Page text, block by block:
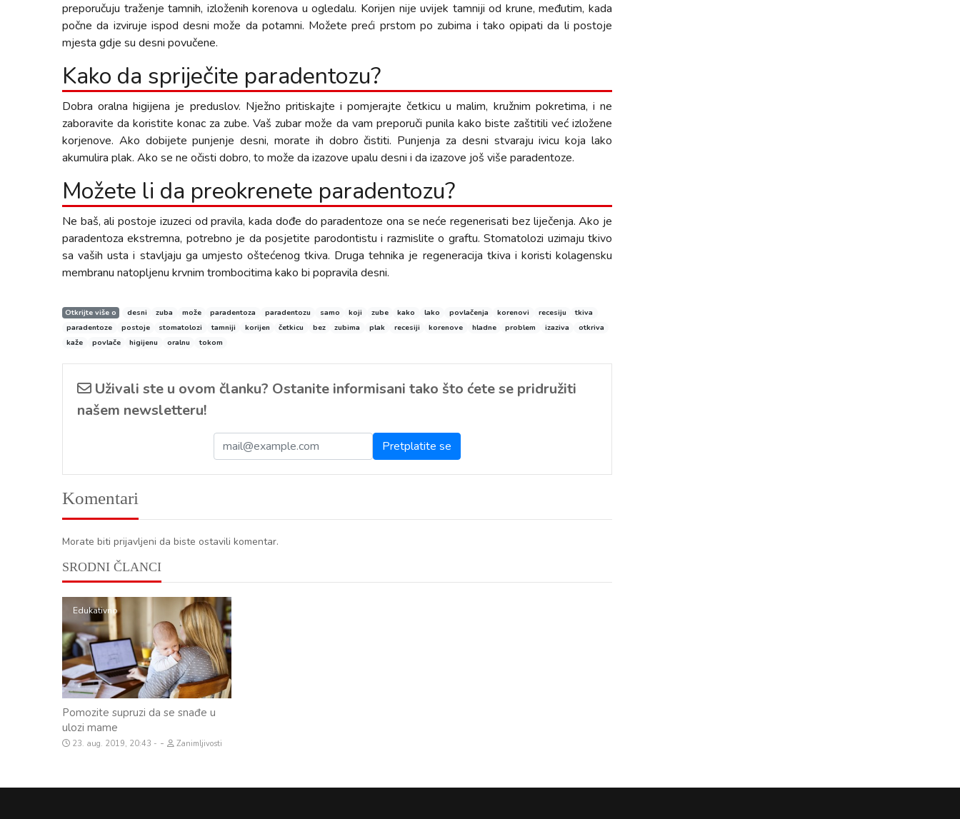
preporučuju traženje tamnih, izloženih korenova u ogledalu. Korijen nije uvijek tamniji od krune, međutim, kada
počne da izviruje ispod desni može da potamni. Možete preći prstom po zubima i tako opipati da li postoje
mjesta gdje su desni povučene.
Kako da spriječite paradentozu?
Dobra oralna higijena je preduslov. Nježno pritiskajte i pomjerajte četkicu u malim, kružnim pokretima, i ne
zaboravite da koristite konac za zube. Vaš zubar može da vam preporuči punila kako biste zaštitili već izložene
korjenove. Ako dobijete punjenje desni, morate ih dobro čistiti. Punjenja za desni stvaraju ivicu koja lako
akumulira plak. Ako se ne očisti dobro, to može da izazove upalu desni i da izazove još više paradentoze.
Možete li da preokrenete paradentozu?
Ne baš, ali postoje izuzeci od pravila, kada dođe do paradentoze ona se neće regenerisati bez liječenja. Ako je
paradentoza ekstremna, potrebno je da posjetite parodontistu i razmislite o graftu. Stomatolozi uzimaju tkivo
sa vaših usta i stavljaju ga umjesto oštećenog tkiva. Druga tehnika je regeneracija tkiva i koristi kolagensku
membranu natopljenu krvnim trombocitima kako bi popravila desni.
Otkrijte više o desni zuba može paradentoza paradentozu samo koji zube kako lako povlačenja korenovi recesiju
tkiva
paradentoze
postoje stomatolozi tamniji korijen četkicu bez zubima plak recesiji korenove hladne problem izaziva
otkriva
kaže
povlače higijenu oralnu tokom
Uživali ste u ovom članku? Ostanite informisani tako što ćete se pridružiti
našem newsletteru!
Komentari
Morate biti prijavljeni da biste ostavili komentar.
SRODNI ČLANCI
Edukativno
Pomozite supruzi da se snađe u
ulozi mame
23. aug. 2019, 20:43 - Zanimljivosti